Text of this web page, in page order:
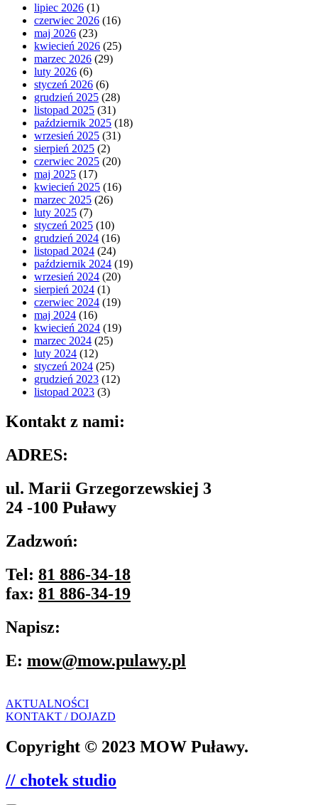
lipiec 2026 (1)
czerwiec 2026 (16)
maj 2026 (23)
kwiecień 2026 (25)
marzec 2026 (29)
luty 2026 (6)
styczeń 2026 (6)
grudzień 2025 (28)
listopad 2025 (31)
październik 2025 (18)
wrzesień 2025 (31)
sierpień 2025 (2)
czerwiec 2025 (20)
maj 2025 (17)
kwiecień 2025 (16)
marzec 2025 (26)
luty 2025 (7)
styczeń 2025 (10)
grudzień 2024 (16)
listopad 2024 (24)
październik 2024 (19)
wrzesień 2024 (20)
sierpień 2024 (1)
czerwiec 2024 (19)
maj 2024 (16)
kwiecień 2024 (19)
marzec 2024 (25)
luty 2024 (12)
styczeń 2024 (25)
grudzień 2023 (12)
listopad 2023 (3)
Kontakt z nami:
ADRES:
ul. Marii Grzegorzewskiej 3
24 -100 Puławy
Zadzwoń:
Tel: 81 886-34-18
fax: 81 886-34-19
Napisz:
E: mow@mow.pulawy.pl
AKTUALNOŚCI
KONTAKT / DOJAZD
Copyright © 2023 MOW Puławy.
// chotek studio